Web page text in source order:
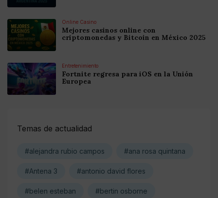
Online Casino
Mejores casinos online con
criptomonedas y Bitcoin en México 2025
Entretenimiento
Fortnite regresa para iOS en la Unión
Europea
Temas de actualidad
#alejandra rubio campos #ana rosa quintana
#Antena 3 #antonio david flores
#belen esteban #bertin osborne